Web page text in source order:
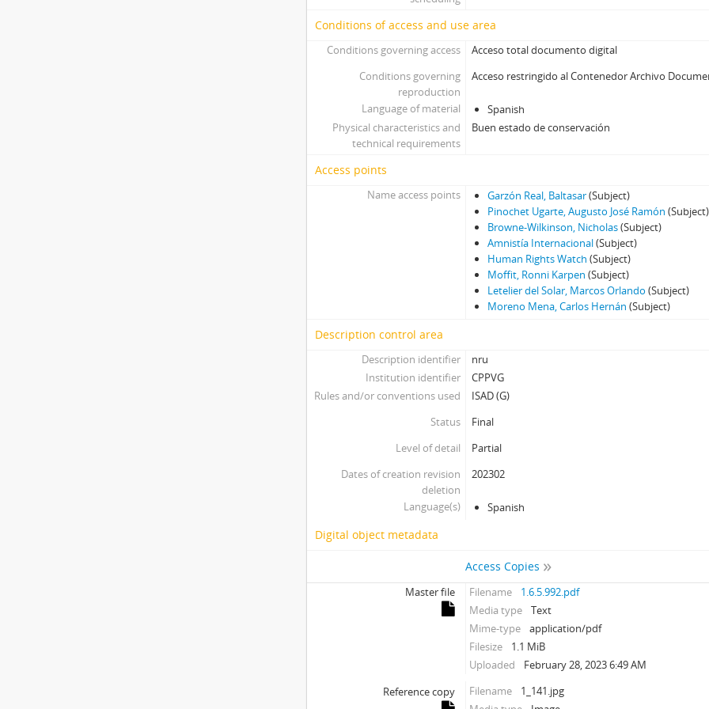
Conditions of access and use area
Conditions governing access
Acceso total documento digital
Conditions governing
reproduction
Acceso restringido al Contenedor Archivo
Language of material
Spanish
Physical characteristics and
technical requirements
Buen estado de conservación
Access points
Name access points Garzón Real, Baltasar(Subject)
Pinochet Ugarte, Augusto José Ramón (Subject)
Browne-Wilkinson, Nicholas(Subject)
Amnistía Internacional(Subject)
Human Rights Watch (Subject)
Moffit, Ronni Karpen (Subject)
Letelier del Solar, Marcos Orlando (Subject)
Moreno Mena, Carlos Hernán (Subject)
Description control area
Description identifier
nru
Institution identifier
CPPVG
Rules and/or conventions used
ISAD (G)
Status
Final
Level of detail
Partial
Dates of creation revision
deletion
202302
Language(s) Spanish
Digital object metadata
Access Copies
Master file Filename
1.6.5.992.pdf
Media type
Text
Mime-type
application/pdf
Filesize
1.1 MiB
Uploaded
February 28, 2023 6:49 AM
Reference copy
Filename
1_141.jpg